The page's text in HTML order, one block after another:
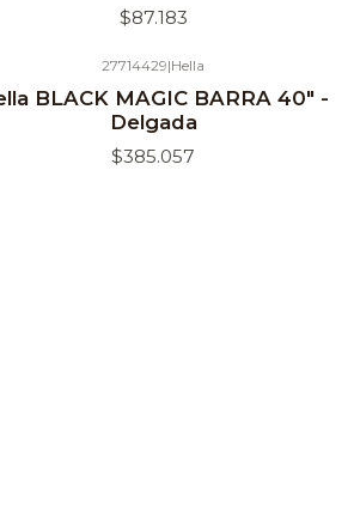
$87.183
27714429|Hella
BLACK MAGIC BARRA 40" -
Delgada
$385.057